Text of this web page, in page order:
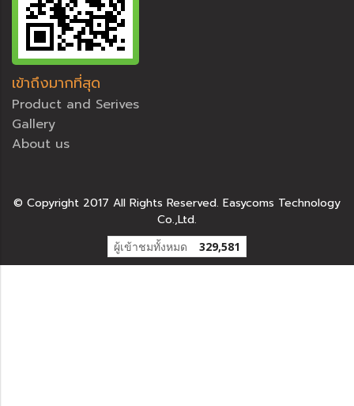
เข้าถึงมากที่สุด
Product and Serives
Gallery
About us
© Copyright 2017 All Rights Reserved. Easycoms Technology
Co.,Ltd.
ผู้เข้าชมทั้งหมด 329,581